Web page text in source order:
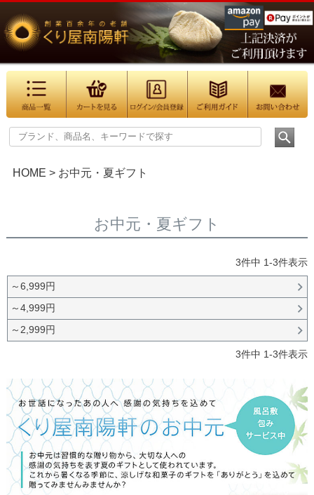
HOME お中元・夏ギフト
お中元・夏ギフト
3件中 1-3件表示
～6,999円
～4,999円
～2,999円
3件中 1-3件表示